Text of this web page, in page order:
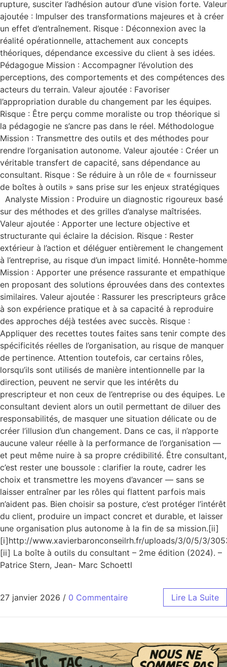
rupture, susciter l’adhésion autour d’une vision forte. Valeur
ajoutée : Impulser des transformations majeures et à créer
un effet d’entraînement. Risque : Déconnexion avec la
réalité opérationnelle, attachement aux concepts
théoriques, dépendance excessive du client à ses idées.
Pédagogue Mission : Accompagner l’évolution des
perceptions, des comportements et des compétences des
acteurs du terrain. Valeur ajoutée : Favoriser
l’appropriation durable du changement par les équipes.
Risque : Être perçu comme moraliste ou trop théorique si
la pédagogie ne s’ancre pas dans le réel. Méthodologue
Mission : Transmettre des outils et des méthodes pour
rendre l’organisation autonome. Valeur ajoutée : Créer un
véritable transfert de capacité, sans dépendance au
consultant. Risque : Se réduire à un rôle de « fournisseur
de boîtes à outils » sans prise sur les enjeux stratégiques
Analyste Mission : Produire un diagnostic rigoureux basé
sur des méthodes et des grilles d’analyse maîtrisées.
Valeur ajoutée : Apporter une lecture objective et
structurante qui éclaire la décision. Risque : Rester
extérieur à l’action et déléguer entièrement le changement
à l’entreprise, au risque d’un impact limité. Honnête-homme
Mission : Apporter une présence rassurante et empathique
en proposant des solutions éprouvées dans des contextes
similaires. Valeur ajoutée : Rassurer les prescripteurs grâce
à son expérience pratique et à sa capacité à reproduire
des approches déjà testées avec succès. Risque :
Appliquer des recettes toutes faites sans tenir compte des
spécificités réelles de l’organisation, au risque de manquer
de pertinence. Attention toutefois, car certains rôles,
lorsqu’ils sont utilisés de manière intentionnelle par la
direction, peuvent ne servir que les intérêts du
prescripteur et non ceux de l’entreprise ou des équipes. Le
consultant devient alors un outil permettant de diluer des
responsabilités, de masquer une situation délicate ou de
créer l’illusion d’un changement. Dans ce cas, il n’apporte
aucune valeur réelle à la performance de l’organisation —
et peut même nuire à sa propre crédibilité. Être consultant,
c’est rester une boussole : clarifier la route, cadrer les
choix et transmettre les moyens d’avancer — sans se
laisser entraîner par les rôles qui flattent parfois mais
n’aident pas. Bien choisir sa posture, c’est protéger l’intérêt
du client, produire un impact concret et durable, et laisser
une organisation plus autonome à la fin de sa mission.[ii]
[i]http://www.xavierbaronconseilrh.fr/uploads/3/0/5/3/
[ii] La boîte à outils du consultant – 2me édition (2024). –
Patrice Stern, Jean- Marc Schoettl
27 janvier 2026 / 0 Commentaire Lire La Suite